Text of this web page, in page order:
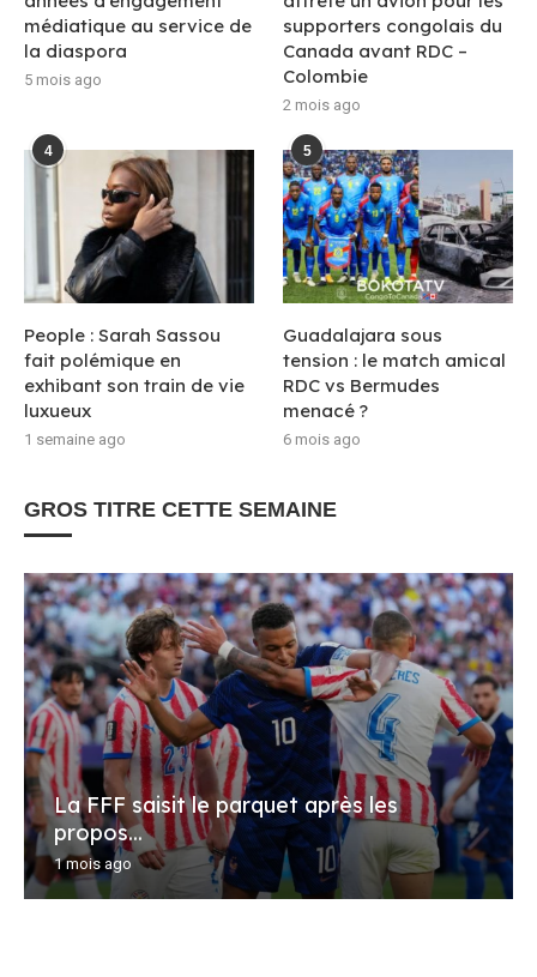
médiatique au service de
la diaspora
5 mois ago
supporters congolais du
Canada avant RDC –
Colombie
2 mois ago
4
People : Sarah Sassou
fait polémique en
exhibant son train de vie
luxueux
1 semaine ago
5
Guadalajara sous
tension : le match amical
RDC vs Bermudes
menacé ?
6 mois ago
GROS TITRE CETTE SEMAINE
La FFF saisit le parquet après les
propos...
1 mois ago